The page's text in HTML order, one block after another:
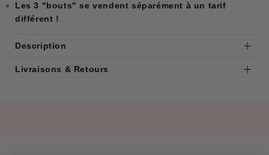
Les 3 "bouts" se vendent séparément à un tarif
différent !
Description
Livraisons & Retours